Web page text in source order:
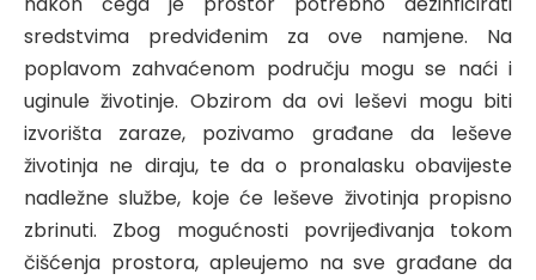
sredstvima predviđenim za ove namjene. Na
poplavom zahvaćenom području mogu se naći i
uginule životinje. Obzirom da ovi leševi mogu biti
izvorišta zaraze, pozivamo građane da leševe
životinja ne diraju, te da o pronalasku obavijeste
nadležne službe, koje će leševe životinja propisno
zbrinuti. Zbog mogućnosti povrijeđivanja tokom
čišćenja prostora, apleujemo na sve građane da